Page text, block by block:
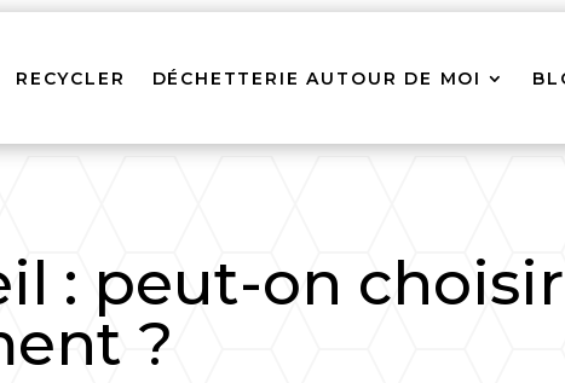
RECYCLER DÉCHETTERIE AUTOUR DE MOI
: peut-on choisir
?